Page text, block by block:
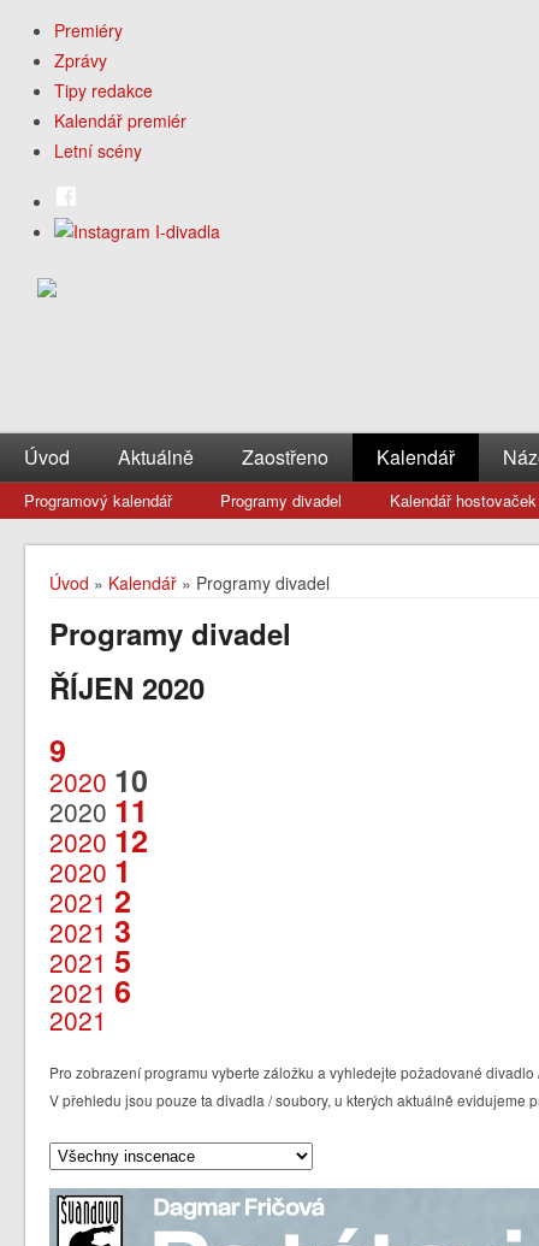
Premiéry
Zprávy
Tipy redakce
Kalendář premiér
Letní scény
Úvod Aktuálně Zaostřeno Kalendář
Programový kalendář Programy divadel Kalendář hostovaček
Úvod » Kalendář » Programy divadel
Programy divadel
ŘÍJEN 2020
9
2020 10
2020 11
2020 12
2020 1
2021 2
2021 3
2021 5
2021 6
2021
Pro zobrazení programu vyberte záložku a vyhledejte požadované
V přehledu jsou pouze ta divadla / soubory, u kterých aktuálně evidujeme